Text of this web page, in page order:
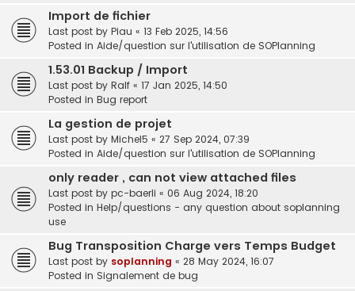
Import de fichier
Last post by Piau « 13 Feb 2025, 14:56
Posted in Aide/question sur l'utilisation de SOPlanning
1.53.01 Backup / Import
Last post by Ralf « 17 Jan 2025, 14:50
Posted in Bug report
La gestion de projet
Last post by Michel5 « 27 Sep 2024, 07:39
Posted in Aide/question sur l'utilisation de SOPlanning
only reader , can not view attached files
Last post by pc-baerli « 06 Aug 2024, 18:20
Posted in Help/questions - any question about soplanning
use
Bug Transposition Charge vers Temps Budget
Last post by soplanning « 28 May 2024, 16:07
Posted in Signalement de bug